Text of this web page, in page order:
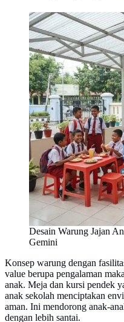
Desain Warung Jajan
Gemini
Konsep warung dengan
value berupa pengalaman
anak. Meja dan kursi pendek
anak sekolah menciptakan
aman. Ini mendorong anak-
dengan lebih santai.